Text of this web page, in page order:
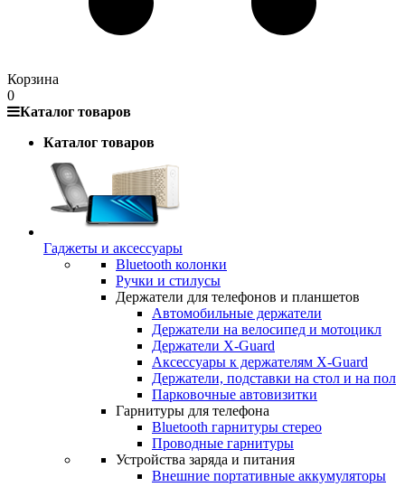
Корзина
0
Каталог товаров
Каталог товаров
Гаджеты и аксессуары
Bluetooth колонки
Ручки и стилусы
Держатели для телефонов и планшетов
Автомобильные держатели
Держатели на велосипед и мотоцикл
Держатели X-Guard
Аксессуары к держателям X-Guard
Держатели, подставки на стол и на пол
Парковочные автовизитки
Гарнитуры для телефона
Bluetooth гарнитуры стерео
Проводные гарнитуры
Устройства заряда и питания
Внешние портативные аккумуляторы